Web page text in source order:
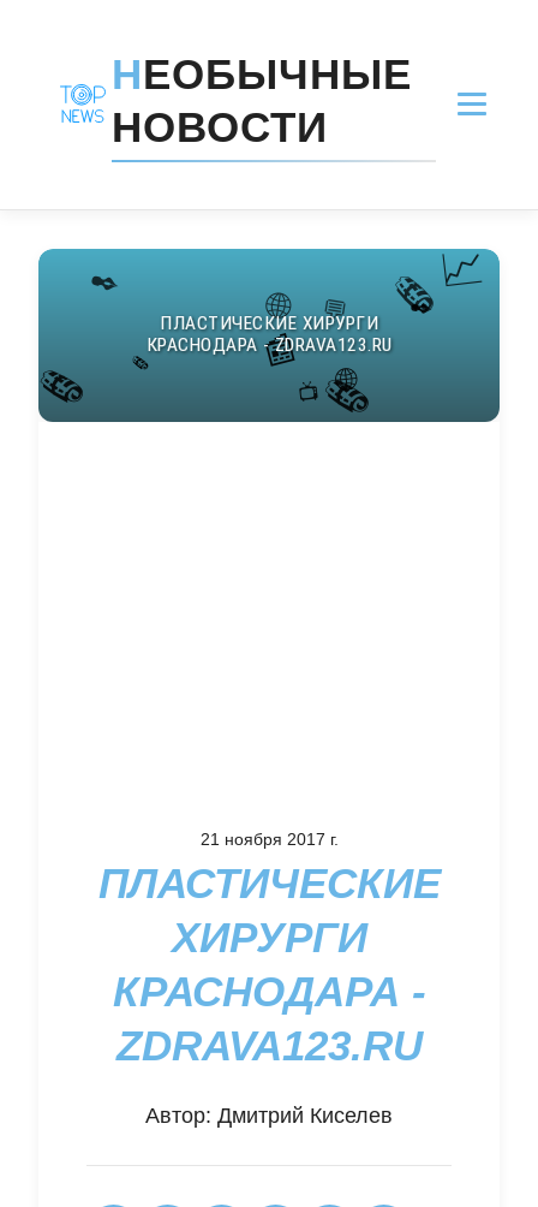
НЕОБЫЧНЫЕ
НОВОСТИ
21 ноября 2017 г.
ПЛАСТИЧЕСКИЕ
ХИРУРГИ
КРАСНОДАРА -
ZDRAVA123.RU
Автор: Дмитрий Киселев